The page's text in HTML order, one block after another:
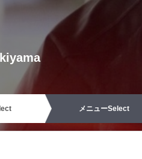
メニューSelect